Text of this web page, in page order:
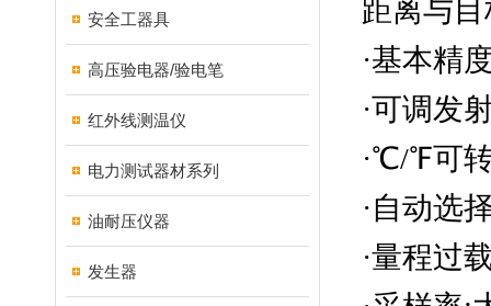
安全工器具
高压验电器/验电笔
红外线测温仪
电力测试器材系列
油耐压仪器
发生器
距离与
·基本精
·可调发
·℃/℉可
·自动选
·量程过